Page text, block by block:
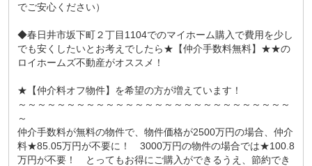
でご安心ください）
◆春日井市坂下町２丁目1104でのマイホーム購入で費用を少し
でも安くしたいとお考えでしたら★【仲介手数料無料】★★の
ロイホームズ不動産がオススメ！
★【仲介料オフ物件】を希望の方が増えています！
～～～～～～～～～～～～～～～～～～～～～～～～～～～～
～
仲介手数料が無料の物件で、物件価格が2500万円の場合、仲介
料★85.05万円が不要に！ 3000万円の物件の場合では★100.8
万円が不要！ とってもお得にご購入ができるうえ、節約でき